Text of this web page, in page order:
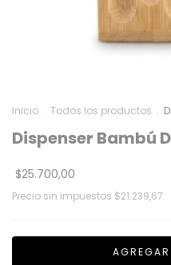
Inicio . Todos los productos .
Dispenser Bambú
$25.700,00
Precio sin impuestos $21.239,67